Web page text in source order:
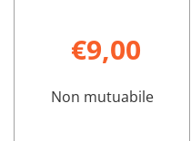
€9,00
Non mutuabile